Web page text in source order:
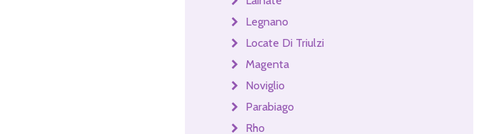
Legnano
Locate Di Triulzi
Magenta
Noviglio
Parabiago
Rho